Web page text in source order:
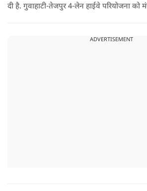
दी है. गुवाहाटी-तेजपुर 4-लेन हाईवे परियोजना को
ADVERTISEMENT